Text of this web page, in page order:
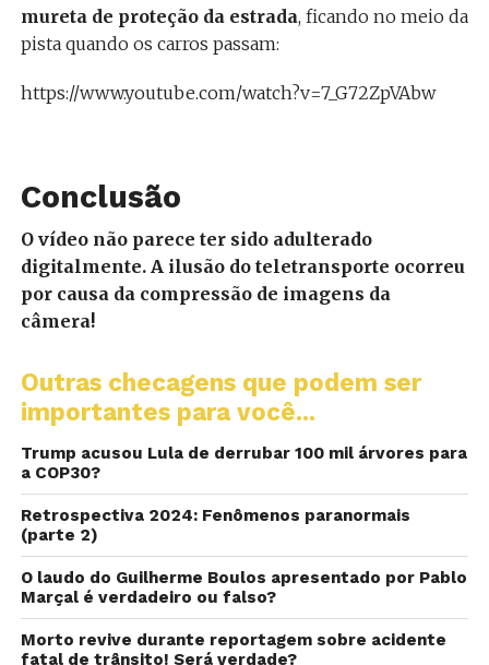
mureta de proteção da estrada, ficando no meio da
pista quando os carros passam:
https://www.youtube.com/watch?v=7_G72ZpVAbw
Conclusão
O vídeo não parece ter sido adulterado
digitalmente. A ilusão do teletransporte ocorreu
por causa da compressão de imagens da
câmera!
Outras checagens que podem ser
importantes para você...
Trump acusou Lula de derrubar 100 mil árvores para
a COP30?
Retrospectiva 2024: Fenômenos paranormais
(parte 2)
O laudo do Guilherme Boulos apresentado por Pablo
Marçal é verdadeiro ou falso?
Morto revive durante reportagem sobre acidente
fatal de trânsito! Será verdade?